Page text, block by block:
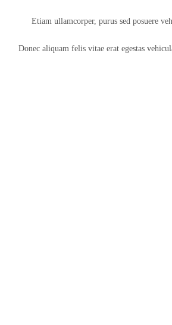
Etiam ullamcorper, purus sed posuere
Donec aliquam felis vitae erat egestas